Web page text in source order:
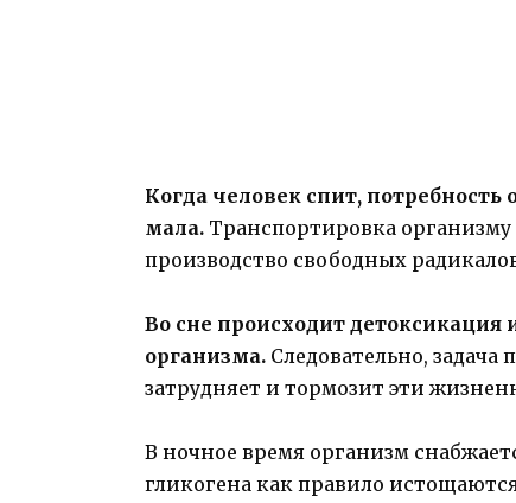
Когда человек спит,
мала. Транспортировка
производство свободных
Во сне происходит детоксикация
организма. Следовательно, задача
затрудняет и тормозит эти
В ночное время организм
гликогена как правило истощаются